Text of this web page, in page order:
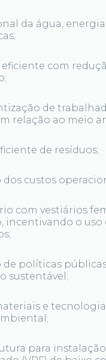
da água,
eficiente com
de
relação ao meio
de resíduos;
dos custos
com vestiários
incentivando o
de políticas
sustentável;
e
para